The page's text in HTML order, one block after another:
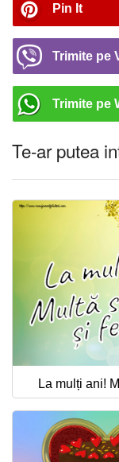
Pin It
Trimite pe
Trimite pe
Te-ar putea
La mulți ani!